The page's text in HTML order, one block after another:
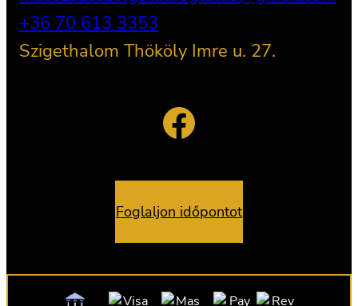
+36 70 613 3353
Szigethalom Thököly Imre u. 27.
Facebook
Foglaljon időpontot